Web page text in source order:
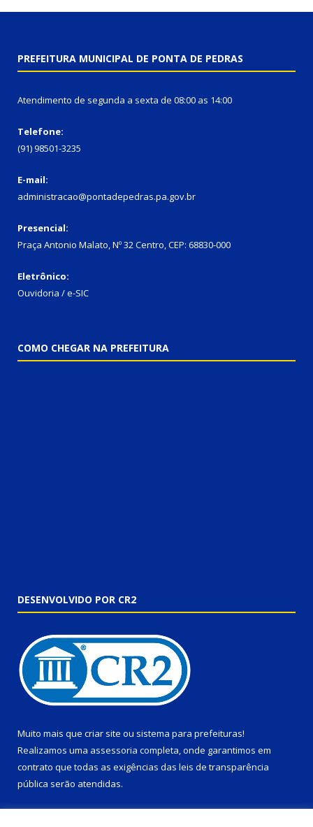
PREFEITURA MUNICIPAL DE PONTA DE PEDRAS
Atendimento de segunda a sexta de 08:00 as 14:00
Telefone:
(91) 98501-3235
E-mail:
administracao@pontadepedras.pa.gov.br
Presencial:
Praça Antonio Malato, Nº 32 Centro, CEP: 68830-000
Eletrônico:
Ouvidoria / e-SIC
COMO CHEGAR NA PREFEITURA
DESENVOLVIDO POR CR2
Muito mais que criar site ou sistema para prefeituras!
Realizamos uma assessoria completa, onde garantimos em
contrato que todas as exigências das leis de transparência
pública serão atendidas.